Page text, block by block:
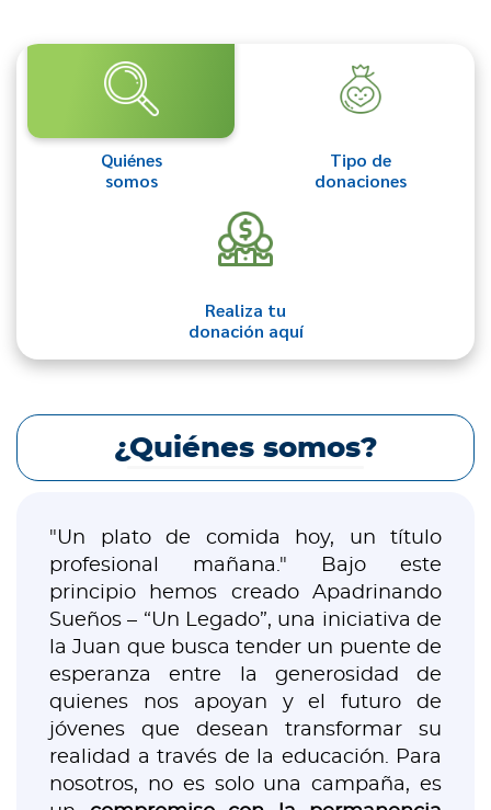
Quiénes
somos
Tipo de
donaciones
Realiza tu
donación aquí
¿Quiénes somos?
"Un plato de comida hoy, un título
profesional mañana." Bajo este
principio hemos creado Apadrinando
Sueños – “Un Legado”, una iniciativa de
la Juan que busca tender un puente de
esperanza entre la generosidad de
quienes nos apoyan y el futuro de
jóvenes que desean transformar su
realidad a través de la educación. Para
nosotros, no es solo una campaña, es